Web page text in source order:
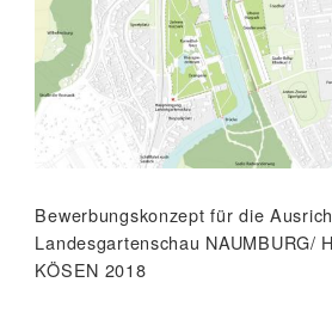
Bewerbungskonzept für die
Landesgartenschau NAUMBURG/
KÖSEN 2018